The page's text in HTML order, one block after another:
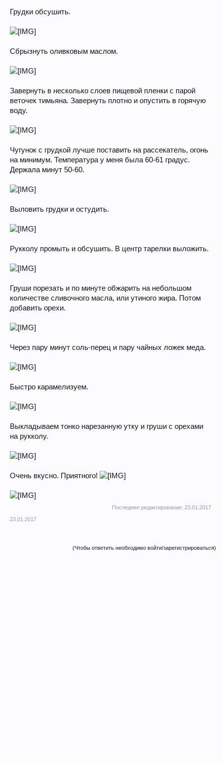
Грудки обсушить.
Сбрызнуть оливковым маслом.
Завернуть в несколько слоев пищевой пленки с парой
веточек тимьяна. Завернуть плотно и опустить в горячую
воду.
Чугунок с грудкой лучше поставить на рассекатель, огонь
на минимум. Температура у меня была 60-61 градус.
Держала минут 50-60.
Выловить грудки и остудить.
Рукколу промыть и обсушить. В центр тарелки выложить.
Груши порезать и по минуте обжарить на небольшом
количестве сливочного масла, или утиного жира. Потом
добавить орехи.
Через пару минут соль-перец и пару чайных ложек меда.
Быстро карамелизуем.
Выкладываем тонко нарезанную утку и груши с орехами
на рукколу.
Очень вкусно. Приятного!
Последнее редактирование: 23.01.2017
23.01.2017
(Чтобы ответить необходимо войти/зарегистрироваться)